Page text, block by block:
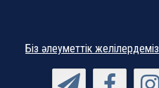
Біз әлеуметтік желілердеміз